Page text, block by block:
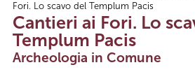
Tu sei qui
Fori. Lo scavo del Templum Pacis
Cantieri ai Fori. Lo
Templum Pacis
Archeologia in Comune